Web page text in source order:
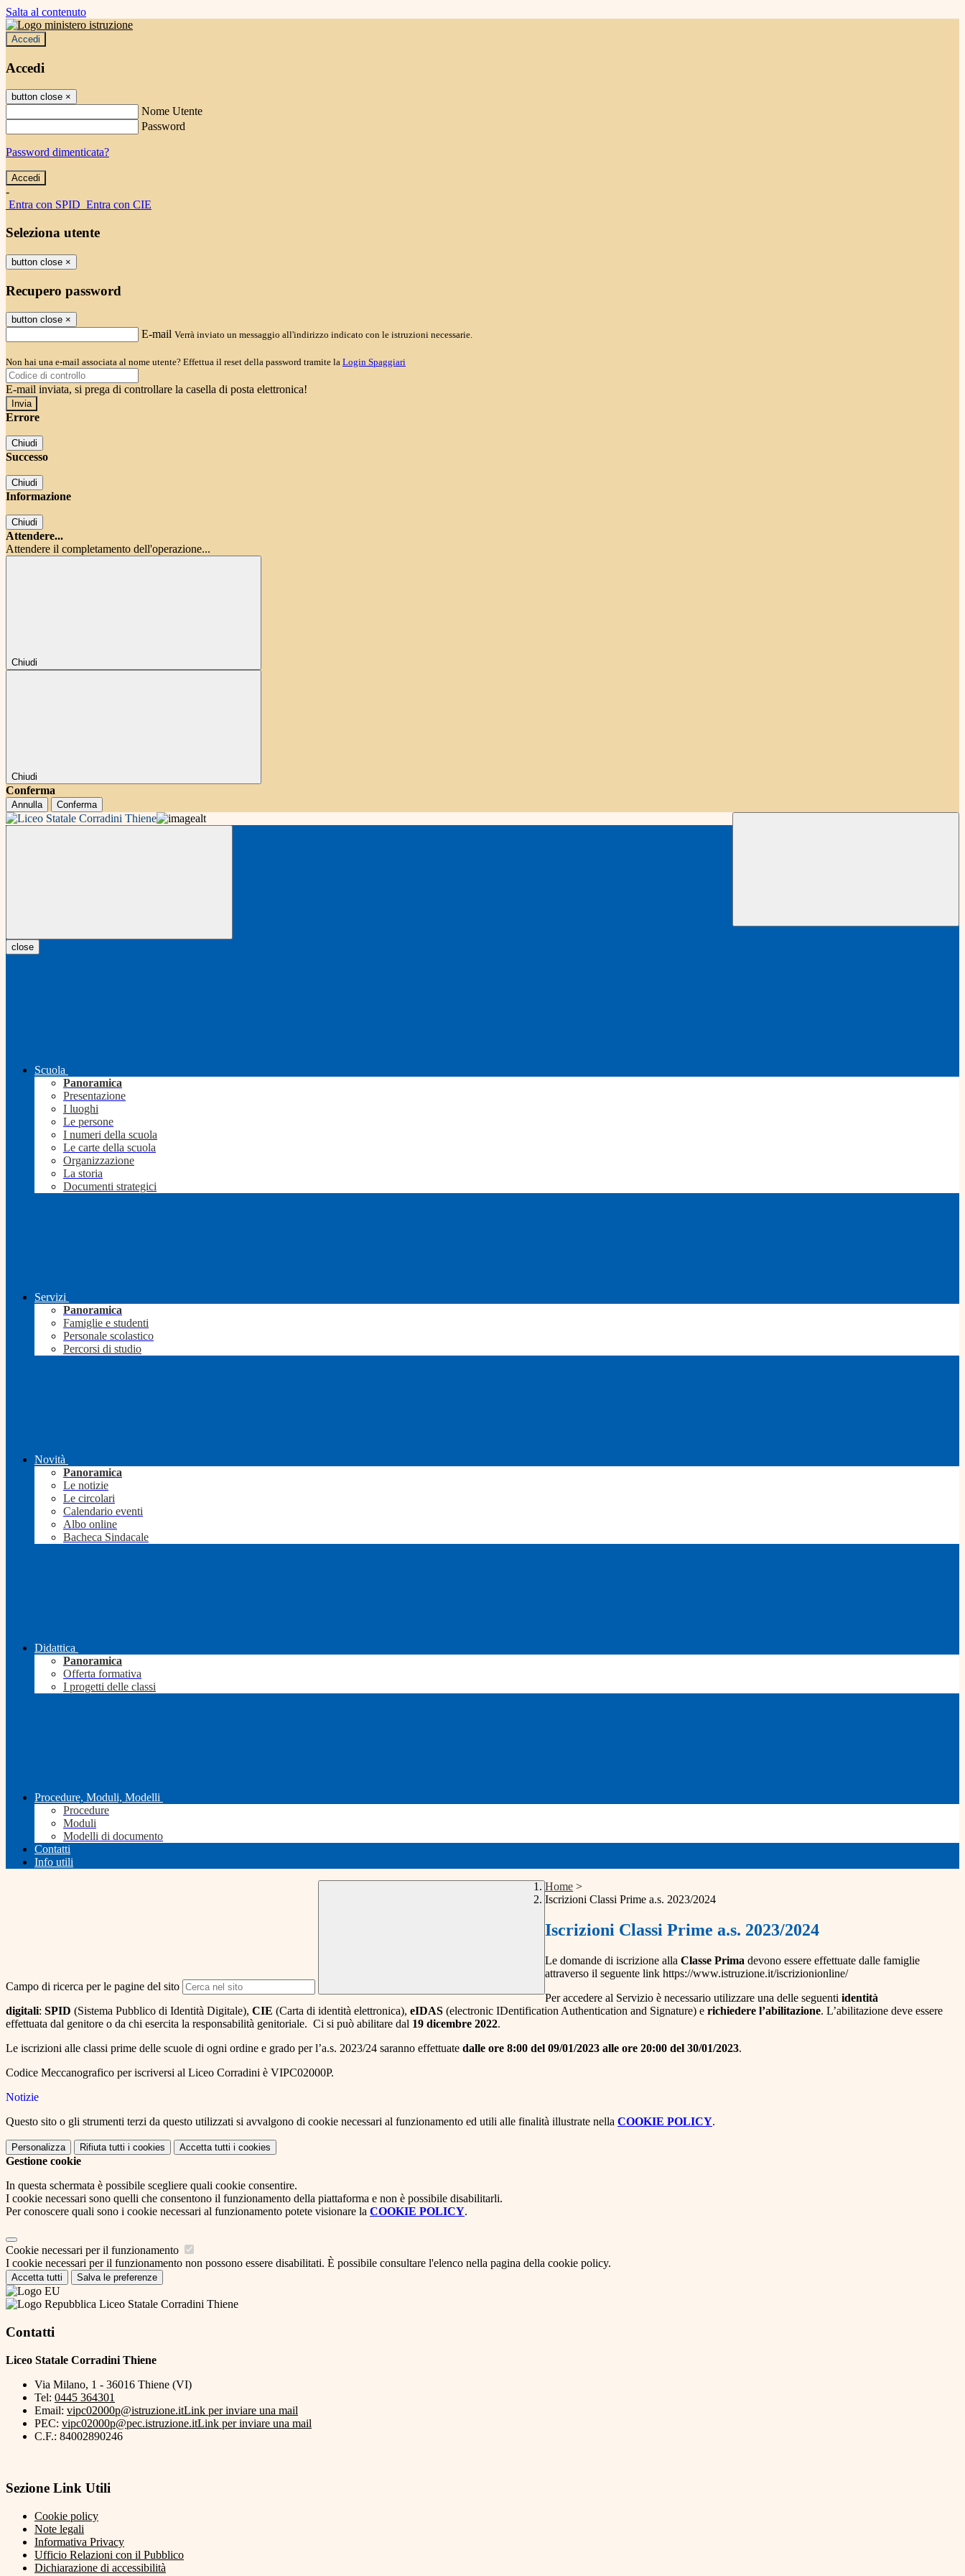
Salta al contenuto
Accedi
Accedi
button close ×
Nome Utente
Password
Password dimenticata?
-
Entra con SPID Entra con CIE
Seleziona utente
button close ×
Recupero password
button close ×
E-mail Verrà inviato un messaggio all'indirizzo indicato con le istruzioni necessarie.
Non hai una e-mail associata al nome utente? Effettua il reset della password tramite la Login Spaggiari
E-mail inviata, si prega di controllare la casella di posta elettronica!
Errore
Chiudi
Successo
Chiudi
Informazione
Chiudi
Attendere...
Attendere il completamento dell'operazione...
Chiudi
Chiudi
Conferma
Annulla Conferma
close
Scuola
Panoramica
Presentazione
I luoghi
Le persone
I numeri della scuola
Le carte della scuola
Organizzazione
La storia
Documenti strategici
Servizi
Panoramica
Famiglie e studenti
Personale scolastico
Percorsi di studio
Novità
Panoramica
Le notizie
Le circolari
Calendario eventi
Albo online
Bacheca Sindacale
Didattica
Panoramica
Offerta formativa
I progetti delle classi
Procedure, Moduli, Modelli
Procedure
Moduli
Modelli di documento
Contatti
Info utili
Campo di ricerca per le pagine del sito
Home >
Iscrizioni Classi Prime a.s. 2023/2024
Iscrizioni Classi Prime a.s. 2023/2024
Le domande di iscrizione alla Classe Prima devono essere effettuate dalle famiglie
attraverso il seguente link https://www.istruzione.it/iscrizionionline/
Per accedere al Servizio è necessario utilizzare una delle seguenti identità
digitali: SPID (Sistema Pubblico di Identità Digitale), CIE (Carta di identità elettronica), eIDAS (electronic IDentification Authentication and Signature) e richiedere l’abilitazione. L’abilitazione deve essere
effettuata dal genitore o da chi esercita la responsabilità genitoriale. Ci si può abilitare dal 19 dicembre 2022.
Le iscrizioni alle classi prime delle scuole di ogni ordine e grado per l’a.s. 2023/24 saranno effettuate dalle ore 8:00 del 09/01/2023 alle ore 20:00 del 30/01/2023.
Codice Meccanografico per iscriversi al Liceo Corradini è VIPC02000P.
Notizie
Questo sito o gli strumenti terzi da questo utilizzati si avvalgono di cookie necessari al funzionamento ed utili alle finalità illustrate nella COOKIE POLICY.
Personalizza Rifiuta tutti i cookies Accetta tutti i cookies
Gestione cookie
In questa schermata è possibile scegliere quali cookie consentire.
I cookie necessari sono quelli che consentono il funzionamento della piattaforma e non è possibile disabilitarli.
Per conoscere quali sono i cookie necessari al funzionamento potete visionare la COOKIE POLICY.
Cookie necessari per il funzionamento
I cookie necessari per il funzionamento non possono essere disabilitati. È possibile consultare l'elenco nella pagina della cookie policy.
Accetta tutti Salva le preferenze
Liceo Statale Corradini Thiene
Contatti
Liceo Statale Corradini Thiene
Via Milano, 1 - 36016 Thiene (VI)
Tel: 0445 364301
Email: vipc02000p@istruzione.itLink per inviare una mail
PEC: vipc02000p@pec.istruzione.itLink per inviare una mail
C.F.: 84002890246
Sezione Link Utili
Cookie policy
Note legali
Informativa Privacy
Ufficio Relazioni con il Pubblico
Dichiarazione di accessibilità